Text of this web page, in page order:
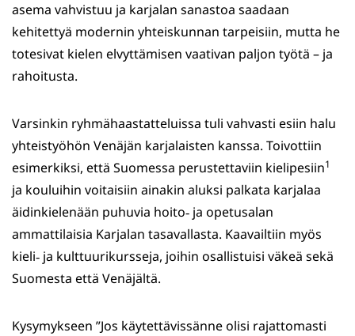
asema vahvistuu ja karjalan sanastoa saadaan
kehitettyä modernin yhteiskunnan tarpeisiin, mutta he
totesivat kielen elvyttämisen vaativan paljon työtä – ja
rahoitusta.
Varsinkin ryhmähaastatteluissa tuli vahvasti esiin halu
yhteistyöhön Venäjän karjalaisten kanssa. Toivottiin
esimerkiksi, että Suomessa perustettaviin kielipesiin1
ja kouluihin voitaisiin ainakin aluksi palkata karjalaa
äidinkielenään puhuvia hoito‑ ja opetusalan
ammattilaisia Karjalan tasavallasta. Kaavailtiin myös
kieli‑ ja kulttuurikursseja, joihin osallistuisi väkeä sekä
Suomesta että Venäjältä.
Kysymykseen ”Jos käytettävissänne olisi rajattomasti